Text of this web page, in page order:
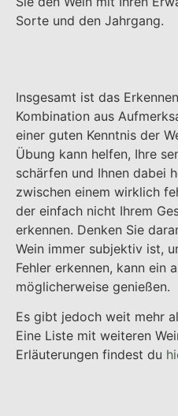
Sorte und den Jahrgang.
Insgesamt ist das
Kombination aus
einer guten Kenntnis der
Übung kann helfen, Ihre
schärfen und Ihnen dabei
zwischen einem wirklich
der einfach nicht Ihrem
erkennen. Denken Sie
Wein immer subjektiv ist,
Fehler erkennen, kann ein
möglicherweise genießen.
Es gibt jedoch weit mehr
Eine Liste mit weiteren
Erläuterungen findest du